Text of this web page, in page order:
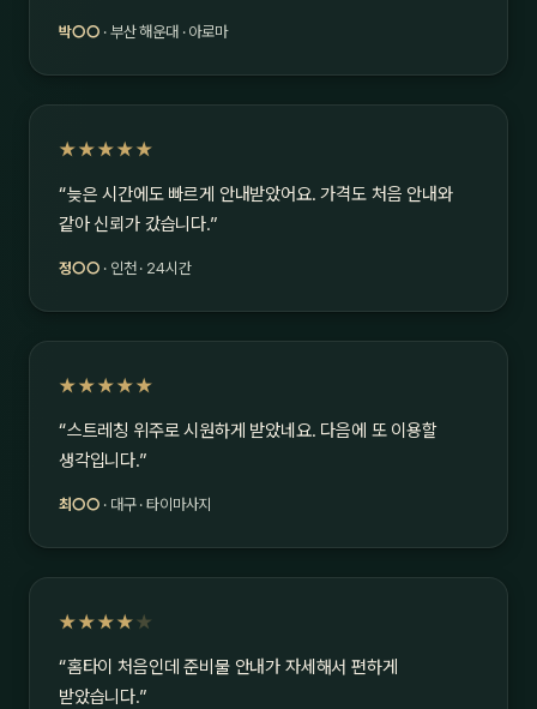
박○○ · 부산 해운대 · 아로마
★★★★★
“늦은 시간에도 빠르게 안내받았어요. 가격도 처음 안내와
같아 신뢰가 갔습니다.”
정○○ · 인천 · 24시간
★★★★★
“스트레칭 위주로 시원하게 받았네요. 다음에 또 이용할
생각입니다.”
최○○ · 대구 · 타이마사지
★★★★ ★
“홈타이 처음인데 준비물 안내가 자세해서 편하게
받았습니다.”